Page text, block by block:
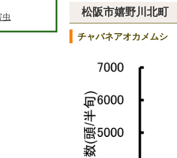
松阪市嬉野川北町
チャバネアオカメムシ